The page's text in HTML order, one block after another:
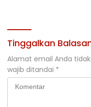
Tinggalkan
Alamat email Anda
wajib ditandai *